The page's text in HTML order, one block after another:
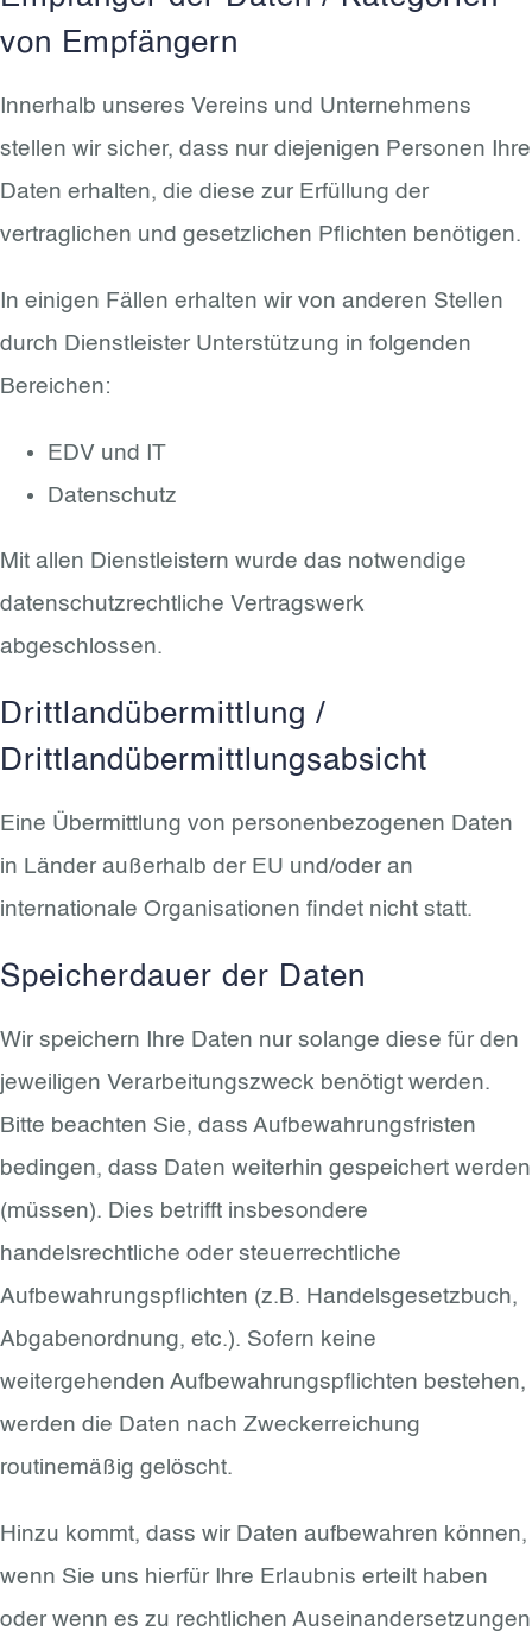
von Empfängern
Innerhalb unseres Vereins und Unternehmens
stellen wir sicher, dass nur diejenigen Personen Ihre
Daten erhalten, die diese zur Erfüllung der
vertraglichen und gesetzlichen Pflichten benötigen.
In einigen Fällen erhalten wir von anderen Stellen
durch Dienstleister Unterstützung in folgenden
Bereichen:
EDV und IT
Datenschutz
Mit allen Dienstleistern wurde das notwendige
datenschutzrechtliche Vertragswerk
abgeschlossen.
Drittlandübermittlung /
Drittlandübermittlungsabsicht
Eine Übermittlung von personenbezogenen Daten
in Länder außerhalb der EU und/oder an
internationale Organisationen findet nicht statt.
Speicherdauer der Daten
Wir speichern Ihre Daten nur solange diese für den
jeweiligen Verarbeitungszweck benötigt werden.
Bitte beachten Sie, dass Aufbewahrungsfristen
bedingen, dass Daten weiterhin gespeichert werden
(müssen). Dies betrifft insbesondere
handelsrechtliche oder steuerrechtliche
Aufbewahrungspflichten (z.B. Handelsgesetzbuch,
Abgabenordnung, etc.). Sofern keine
weitergehenden Aufbewahrungspflichten bestehen,
werden die Daten nach Zweckerreichung
routinemäßig gelöscht.
Hinzu kommt, dass wir Daten aufbewahren können,
wenn Sie uns hierfür Ihre Erlaubnis erteilt haben
oder wenn es zu rechtlichen Auseinandersetzungen